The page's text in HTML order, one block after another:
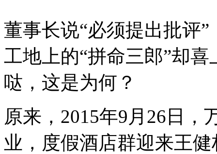
董事长说“必须提出批评”
工地上的“拼命三郎”却喜
哒，这是为何？
原来，2015年9月26日，
业，度假酒店群迎来王